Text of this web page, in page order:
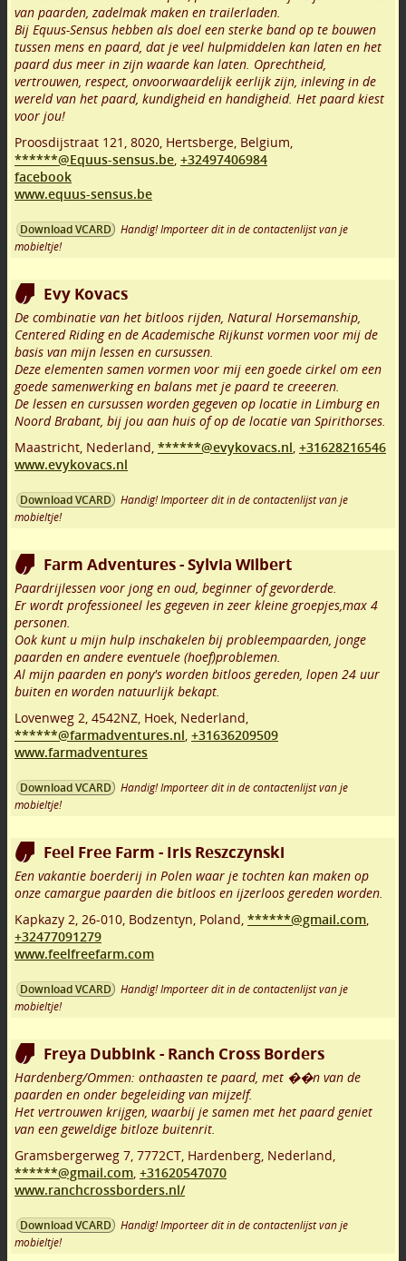
van paarden, zadelmak maken en trailerladen.
Bij Equus-Sensus hebben als doel een sterke band op te bouwen
tussen mens en paard, dat je veel hulpmiddelen kan laten en het
paard dus meer in zijn waarde kan laten. Oprechtheid,
vertrouwen, respect, onvoorwaardelijk eerlijk zijn, inleving in de
wereld van het paard, kundigheid en handigheid. Het paard kiest
voor jou!
Proosdijstraat 121 , 8020, Hertsberge, Belgium,
******@Equus-sensus.be, +32497406984
facebook
www.equus-sensus.be
Download VCARD
Handig! Importeer dit in de contactenlijst van je
mobieltje!
Evy Kovacs
De combinatie van het bitloos rijden, Natural Horsemanship,
Centered Riding en de Academische Rijkunst vormen voor mij de
basis van mijn lessen en cursussen.
Deze elementen samen vormen voor mij een goede cirkel om een
goede samenwerking en balans met je paard te creeeren.
De lessen en cursussen worden gegeven op locatie in Limburg en
Noord Brabant, bij jou aan huis of op de locatie van Spirithorses.
Maastricht, Nederland, ******@evykovacs.nl, +31628216546
www.evykovacs.nl
Download VCARD
Handig! Importeer dit in de contactenlijst van je
mobieltje!
Farm Adventures - Sylvia Wilbert
Paardrijlessen voor jong en oud, beginner of gevorderde.
Er wordt professioneel les gegeven in zeer kleine groepjes,max 4
personen.
Ook kunt u mijn hulp inschakelen bij probleempaarden, jonge
paarden en andere eventuele (hoef)problemen.
Al mijn paarden en pony's worden bitloos gereden, lopen 24 uur
buiten en worden natuurlijk bekapt.
Lovenweg 2, 4542NZ, Hoek, Nederland,
******@farmadventures.nl, +31636209509
www.farmadventures
Download VCARD
Handig! Importeer dit in de contactenlijst van je
mobieltje!
Feel Free Farm - Iris Reszczynski
Een vakantie boerderij in Polen waar je tochten kan maken op
onze camargue paarden die bitloos en ijzerloos gereden worden.
Kapkazy 2, 26-010, Bodzentyn, Poland, ******@gmail.com,
+32477091279
www.feelfreefarm.com
Download VCARD
Handig! Importeer dit in de contactenlijst van je
mobieltje!
Freya Dubbink - Ranch Cross Borders
Hardenberg/Ommen: onthaasten te paard, met ��n van de
paarden en onder begeleiding van mijzelf.
Het vertrouwen krijgen, waarbij je samen met het paard geniet
van een geweldige bitloze buitenrit.
Gramsbergerweg 7, 7772CT, Hardenberg, Nederland,
******@gmail.com, +31620547070
www.ranchcrossborders.nl/
Download VCARD
Handig! Importeer dit in de contactenlijst van je
mobieltje!